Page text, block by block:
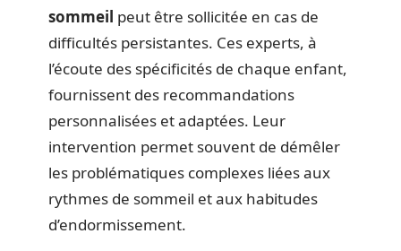
sommeil peut être sollicitée en cas de
difficultés persistantes. Ces experts, à
l’écoute des spécificités de chaque enfant,
fournissent des recommandations
personnalisées et adaptées. Leur
intervention permet souvent de démêler
les problématiques complexes liées aux
rythmes de sommeil et aux habitudes
d’endormissement.